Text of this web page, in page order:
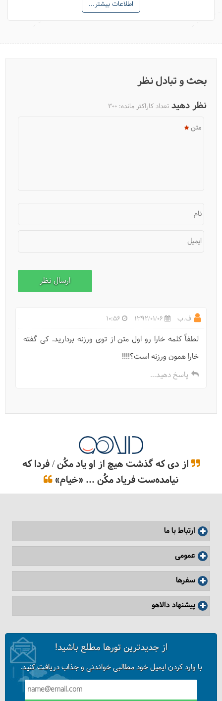
اطلاعات بیشتر...
بحث و تبادل نظر
نظر دهید تعداد کاراکتر مانده: 300
متن
نام
ایمیل
ف.ب 1392/01/06
10:56
لطفاً کلمه خارا رو اول متن از توی ورزنه بردارید. کی گفته
خارا همون ورزنه است؟!!!!
پاسخ دهید...
از دی که گذشت هیچ از او یاد مکُن / فردا که
نیامده‌ست فریاد مکُن ... «خیام»
ارتباط با ما
عمومی
سفرها
پیشنهاد دالاهو
از جدیدترین تورها مطلع باشید!
با وارد کردن ایمیل خود مطالبی خواندنی و جذاب دریافت کنید.